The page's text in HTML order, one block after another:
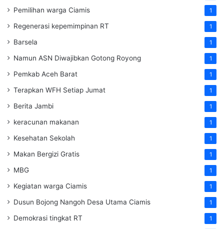
Pemilihan warga Ciamis 1
Regenerasi kepemimpinan RT 1
Barsela 1
Namun ASN Diwajibkan Gotong Royong 1
Pemkab Aceh Barat 1
Terapkan WFH Setiap Jumat 1
Berita Jambi 1
keracunan makanan 1
Kesehatan Sekolah 1
Makan Bergizi Gratis 1
MBG 1
Kegiatan warga Ciamis 1
Dusun Bojong Nangoh Desa Utama Ciamis 1
Demokrasi tingkat RT 1